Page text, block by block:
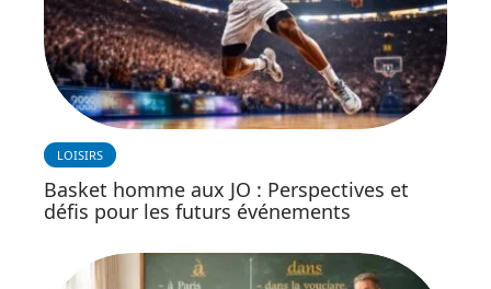
LOISIRS
Basket homme aux JO : Perspectives et
défis pour les futurs événements